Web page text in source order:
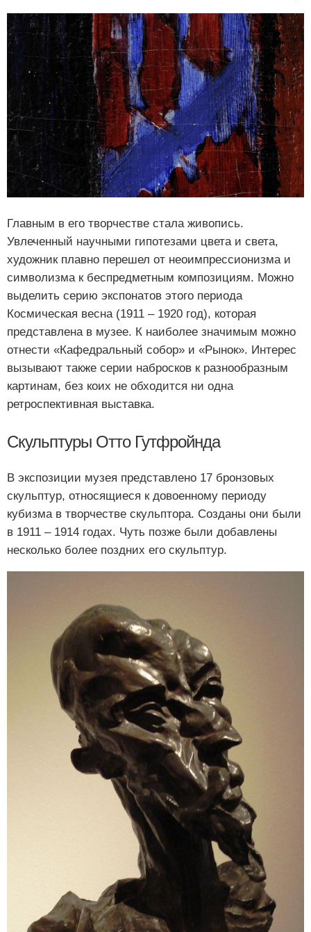
Главным в его творчестве стала живопись.
Увлеченный научными гипотезами цвета и света,
художник плавно перешел от неоимпрессионизма и
символизма к беспредметным композициям. Можно
выделить серию экспонатов этого периода
Космическая весна (1911 – 1920 год), которая
представлена в музее. К наиболее значимым можно
отнести «Кафедральный собор» и «Рынок». Интерес
вызывают также серии набросков к разнообразным
картинам, без коих не обходится ни одна
ретроспективная выставка.
Скульптуры Отто Гутфройнда
В экспозиции музея представлено 17 бронзовых
скульптур, относящиеся к довоенному периоду
кубизма в творчестве скульптора. Созданы они были
в 1911 – 1914 годах. Чуть позже были добавлены
несколько более поздних его скульптур.